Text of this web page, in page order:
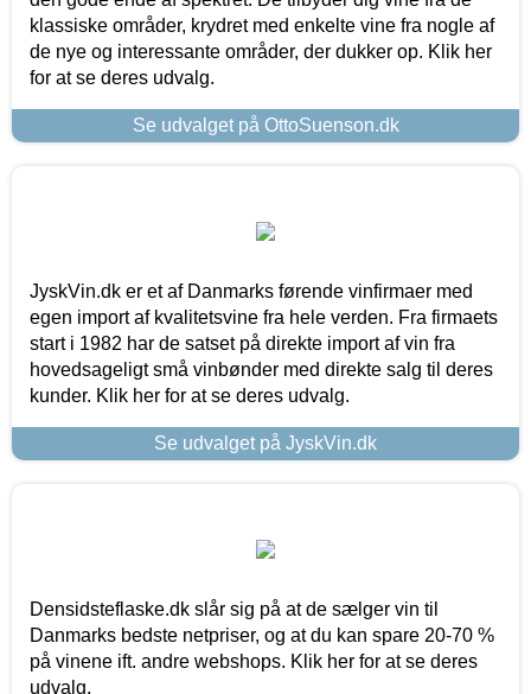
klassiske områder, krydret med enkelte vine fra nogle af
de nye og interessante områder, der dukker op. Klik her
for at se deres udvalg.
Se udvalget på OttoSuenson.dk
JyskVin.dk er et af Danmarks førende vinfirmaer med
egen import af kvalitetsvine fra hele verden. Fra firmaets
start i 1982 har de satset på direkte import af vin fra
hovedsageligt små vinbønder med direkte salg til deres
kunder. Klik her for at se deres udvalg.
Se udvalget på JyskVin.dk
Densidsteflaske.dk slår sig på at de sælger vin til
Danmarks bedste netpriser, og at du kan spare 20-70 %
på vinene ift. andre webshops. Klik her for at se deres
udvalg.